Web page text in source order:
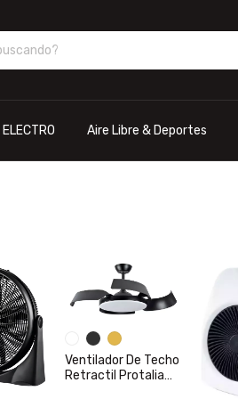
ELECTRO Aire Libre & Deportes
Ventilador De Techo
Retractil Protalia